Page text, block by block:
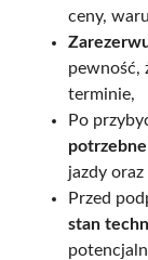
ceny,
pewność,
terminie,
Po
jazdy
Przed
stan